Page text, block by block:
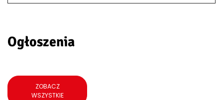
Ogłoszenia
ZOBACZ
WSZYSTKIE